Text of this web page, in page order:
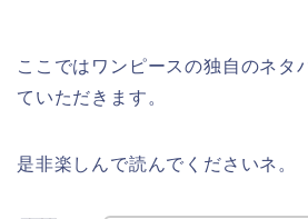
ここではワンピースの独自のネタ
ていただきます。
是非楽しんで読んでくださいネ。